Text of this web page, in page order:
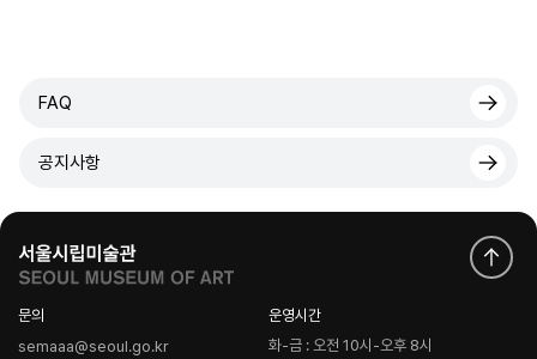
FAQ
공지사항
문의
semaaa@seoul.go.kr
운영시간
화-금 : 오전 10시-오후 8시